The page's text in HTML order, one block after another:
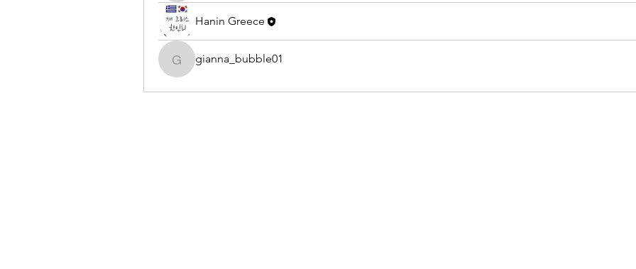
Hanin Greece
gianna_bubble01
gianna_bubble01